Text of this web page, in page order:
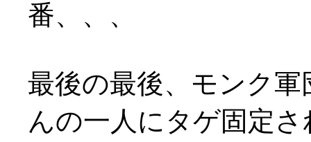
番、、、
最後の最後、モンク
んの一人にタゲ固定